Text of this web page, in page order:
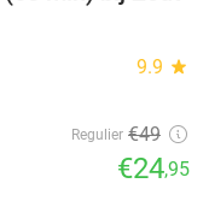
9.9 star
Regulier €49
€24,95